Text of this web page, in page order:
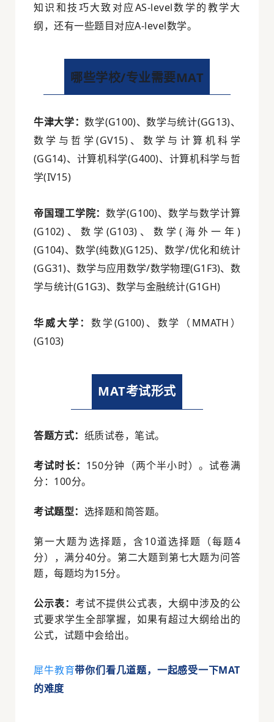
知识和技巧大致对应AS-level数学的教学大
纲，还有一些题目对应A-level数学。
哪些学校/专业需要MAT
牛津大学：数学(G100)、数学与统计(GG13)、
数学与哲学(GV15)、数学与计算机科学
(GG14)、计算机科学(G400)、计算机科学与哲
学(IV15)
帝国理工学院：数学(G100)、数学与数学计算
(G102)、数学(G103)、数学(海外一年)
(G104)、数学(纯数)(G125)、数学/优化和统计
(GG31)、数学与应用数学/数学物理(G1F3)、数
学与统计(G1G3)、数学与金融统计(G1GH)
华威大学：数学(G100)、数学（MMATH）
(G103)
MAT考试形式
答题方式： 纸质试卷，笔试。
考试时长： 150分钟（两个半小时）。试卷满
分：100分。
考试题型： 选择题和简答题。
第一大题为选择题，含10道选择题（每题4
分），满分40分。第二大题到第七大题为问答
题，每题均为15分。
公示表： 考试不提供公式表，大纲中涉及的公
式要求学生全部掌握，如果有超过大纲给出的
公式，试题中会给出。
犀牛教育带你们看几道题，一起感受一下MAT
的难度